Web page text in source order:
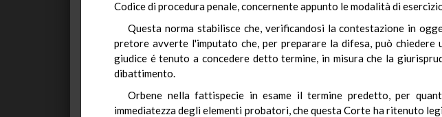
Codice di procedura penale, concernente appunto le modalità di
Questa norma stabilisce che, verificandosi la contestazione in
pretore avverte l'imputato che, per preparare la difesa, può
giudice é tenuto a concedere detto termine, in misura che la
dibattimento.
Orbene nella fattispecie in esame il termine predetto, per
immediatezza degli elementi probatori, che questa Corte ha ritenuto